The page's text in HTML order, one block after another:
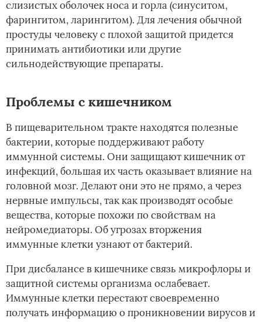
слизистых оболочек носа и горла (синуситом,
фарингитом, ларингитом). Для лечения обычной
простуды человеку с плохой защитой придется
принимать антибиотики или другие
сильнодействующие препараты.
Проблемы с кишечником
В пищеварительном тракте находятся полезные
бактерии, которые поддерживают работу
иммунной системы. Они защищают кишечник от
инфекций, большая их часть оказывает влияние на
головной мозг. Делают они это не прямо, а через
нервные импульсы, так как производят особые
вещества, которые похожи по свойствам на
нейромедиаторы. Об угрозах вторжения
иммунные клетки узнают от бактерий.
При дисбалансе в кишечнике связь микрофлоры и
защитной системы организма ослабевает.
Иммунные клетки перестают своевременно
получать информацию о проникновении вирусов и